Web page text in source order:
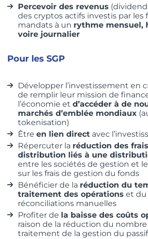
Percevoir des revenus
des cryptos actifs investis par les
mandats à un rythme mensuel,
voire journalier
Pour les SGP
Développer l’investissement en
de remplir leur mission de
l’économie et d’accéder à de
marchés d’emblée mondiaux
tokenisation)
Être en lien direct avec
Répercuter la réduction des
distribution liés à une
entre les sociétés de gestion et
sur les frais de gestion du fonds
Bénéficier de la réduction du
traitement des opérations et du
réconciliations manuelles
Profiter de la baisse des coûts
raison de la réduction du nombre
traitement de la gestion du